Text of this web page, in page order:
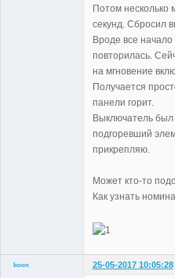
Потом несколько
секунд. Сбросил
Вроде все
повторилась.
на мгновение
Получается
панели горит.
Выключатель
подгоревший
прикрепляю.
Может кто-то
Как узнать
boon
25-05-2017 10:05:28